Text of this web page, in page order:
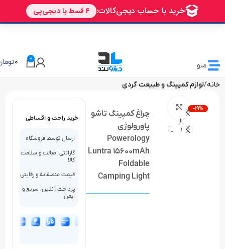
منو
0
0
خانه لوازم کمپینگ و طبیعت گردی
-19% بزرگنمایی تصویر
چراغ کمپینگ تاشو
پاورولوژی
Powerology
Luntra 15600mAh
Foldable
Camping Light
خرید راحت و اقساطی
ارسال توسط فروشگاه
گارانتی اصالت و سلامت
کالا
قیمت منصفانه و رقابتی
پرداخت آنلاین، سریع و
ایمن
🎁 تخفیف ویژه دیزولند برای اولین خرید شما AVALIN